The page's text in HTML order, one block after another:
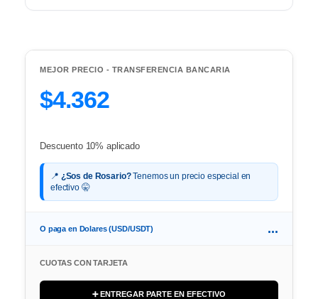
MEJOR PRECIO - TRANSFERENCIA BANCARIA
$4.362
Descuento 10% aplicado
📍 ¿Sos de Rosario?Tenemos un precio especial en
efectivo 🤫
O paga en Dolares (USD/USDT) ...
CUOTAS CON TARJETA
➕ ENTREGAR PARTE EN EFECTIVO